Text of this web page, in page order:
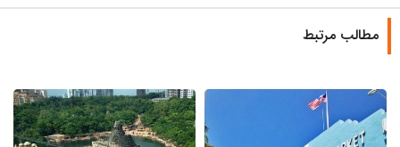
مطالب مرتبط